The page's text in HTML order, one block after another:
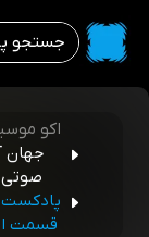
اکو
جهان
صوتی
پادکست
قسمت